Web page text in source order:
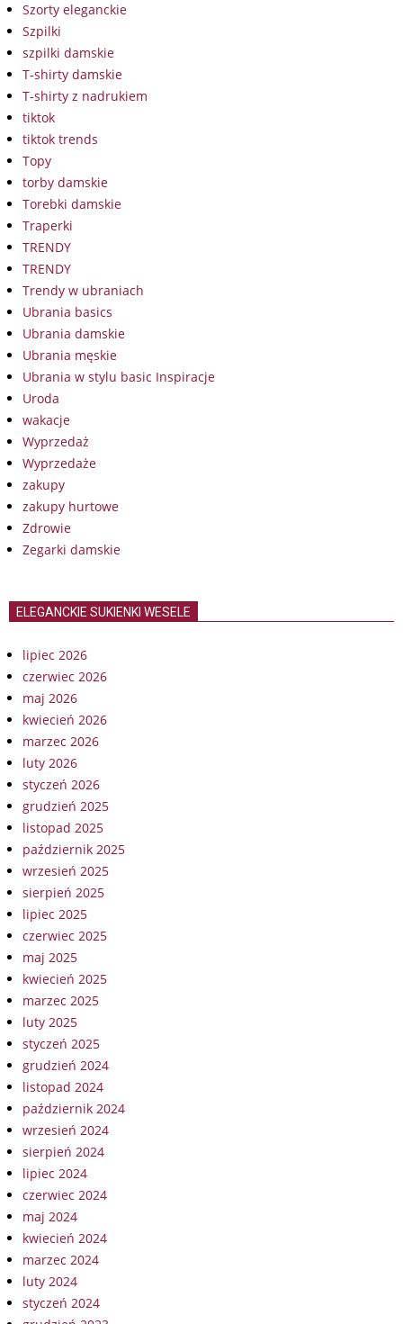
Szorty eleganckie
Szpilki
szpilki damskie
T-shirty damskie
T-shirty z nadrukiem
tiktok
tiktok trends
Topy
torby damskie
Torebki damskie
Traperki
TRENDY
TRENDY
Trendy w ubraniach
Ubrania basics
Ubrania damskie
Ubrania męskie
Ubrania w stylu basic Inspiracje
Uroda
wakacje
Wyprzedaż
Wyprzedaże
zakupy
zakupy hurtowe
Zdrowie
Zegarki damskie
ELEGANCKIE SUKIENKI WESELE
lipiec 2026
czerwiec 2026
maj 2026
kwiecień 2026
marzec 2026
luty 2026
styczeń 2026
grudzień 2025
listopad 2025
październik 2025
wrzesień 2025
sierpień 2025
lipiec 2025
czerwiec 2025
maj 2025
kwiecień 2025
marzec 2025
luty 2025
styczeń 2025
grudzień 2024
listopad 2024
październik 2024
wrzesień 2024
sierpień 2024
lipiec 2024
czerwiec 2024
maj 2024
kwiecień 2024
marzec 2024
luty 2024
styczeń 2024